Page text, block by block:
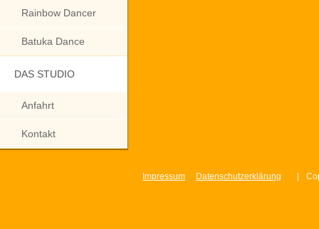
Rainbow Dancer
Batuka Dance
DAS STUDIO
Anfahrt
Kontakt
Impressum Datenschutzerklärung